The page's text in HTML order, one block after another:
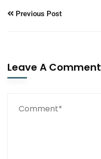
Previous Post
Leave A Comment